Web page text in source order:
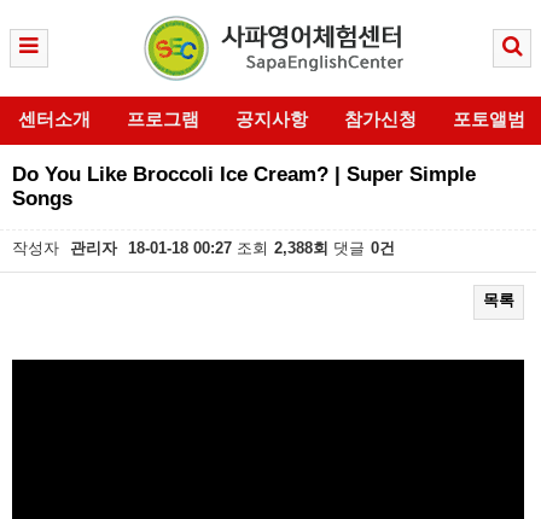
센터소개 프로그램 공지사항 참가신청 포토앨범
Do You Like Broccoli Ice Cream? | Super Simple
Songs
작성자 관리자 18-01-18 00:27 조회 2,388회 댓글 0건
목록
본문